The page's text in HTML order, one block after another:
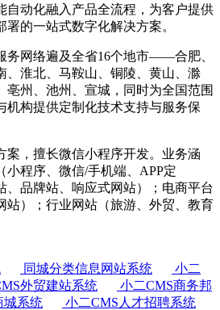
自动化融入产品全流程，为客户提供
的一站式数字化解决方案。
务网络遍及全省16个地市——合肥、
、淮北、马鞍山、铜陵、黄山、滁
亳州、池州、宣城，同时为全国范围
机构提供定制化技术支持与服务保
案，擅长微信小程序开发。业务涵
小程序、微信/手机端、APP定
、品牌站、响应式网站）；电商平台
站）；行业网站（旅游、外贸、教育
同城分类信息网站系统
小二
外贸建站系统
小二CMS商务邦
城系统
小二CMS人才招聘系统